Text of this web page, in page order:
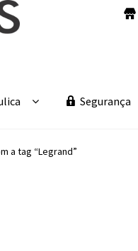
Segurança
a tag “Legrand”